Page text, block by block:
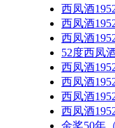
西凤酒
西凤酒
西凤酒
52度西凤
西凤酒
西凤酒
西凤酒
西凤酒
金奖50年